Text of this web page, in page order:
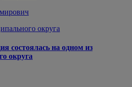
округа
состоялась на одном из
округа